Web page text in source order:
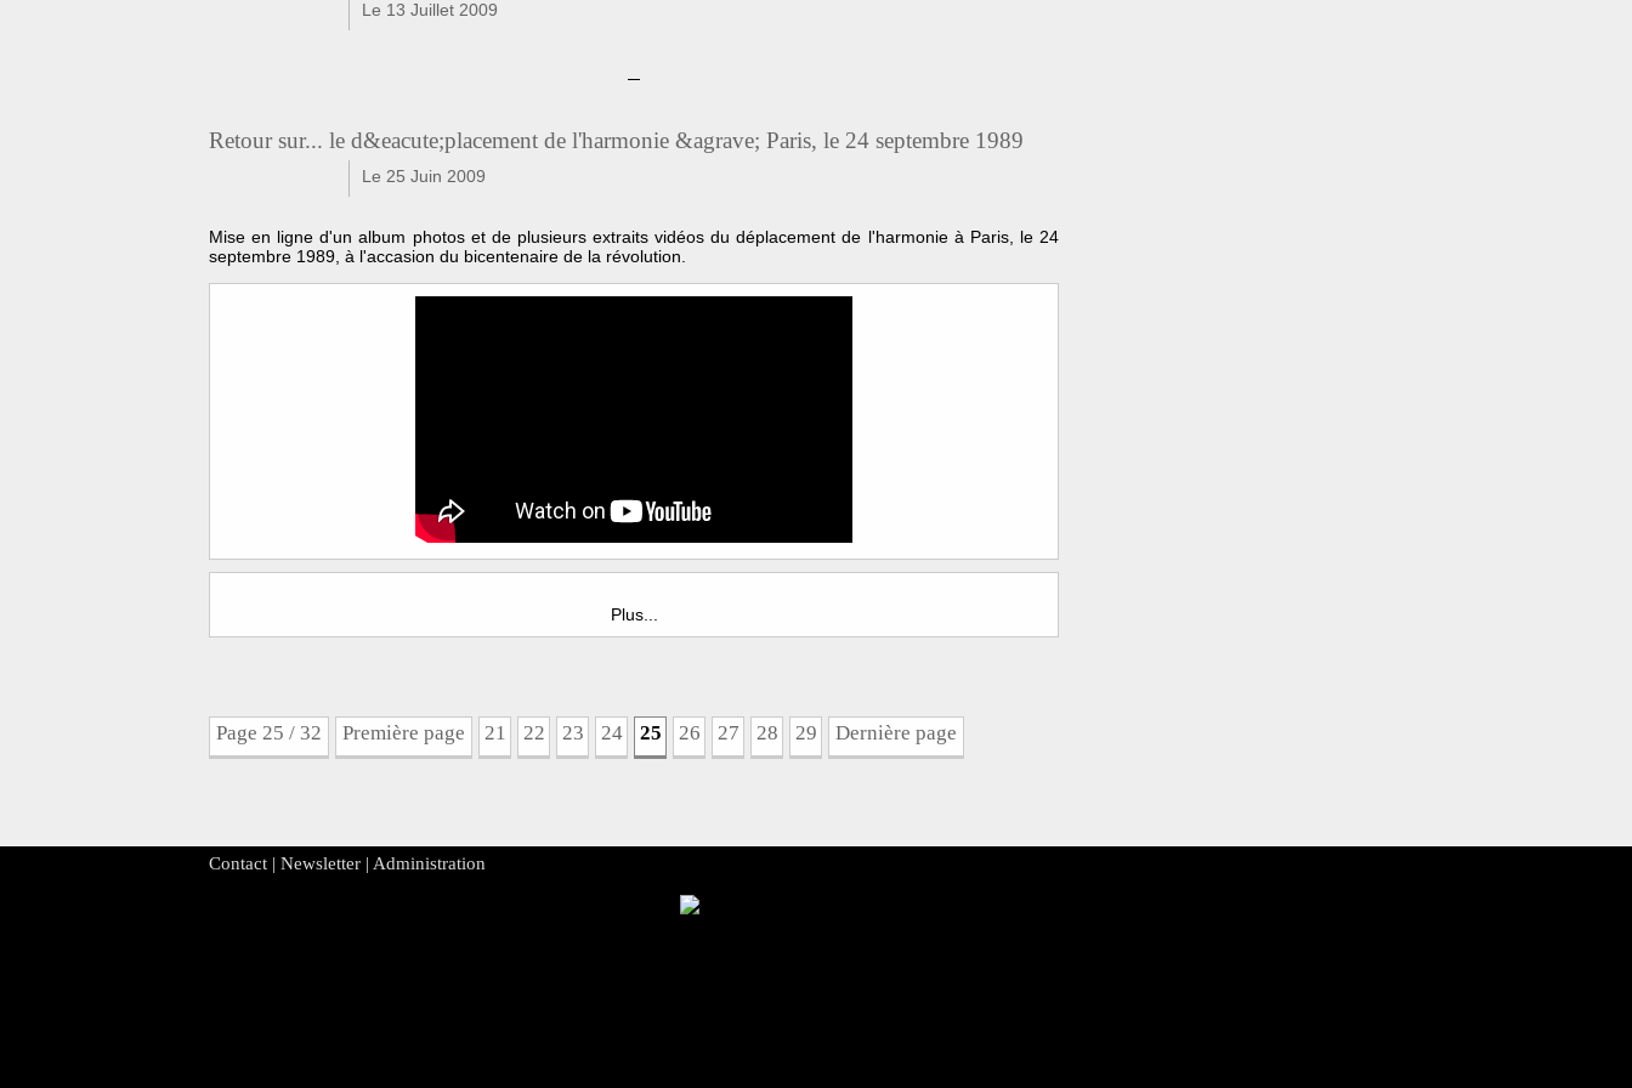
Le 13 Juillet 2009
Retour sur... le d&eacute;placement de l'harmonie &agrave; Paris, le 24 septembre 1989
Le 25 Juin 2009
Mise en ligne d'un album photos et de plusieurs extraits vidéos du déplacement de l'harmonie à Paris, le 24
septembre 1989, à l'accasion du bicentenaire de la révolution.
Plus...
Page 25 / 32 Première page 21 22 23 24 25 26 27 28 29 Dernière page
Contact | Newsletter | Administration